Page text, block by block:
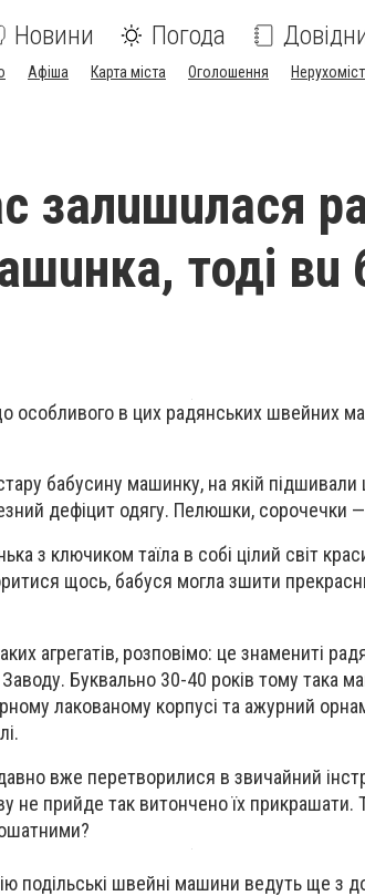
Новини Погода
Афіша Карта міста Оголошення
залuшuлася
тоді вu
особливого в цих радянських швейних
бабусину машинку, на якій
дефіцит одягу. Пелюшки, сорочечки —
з ключиком таїла в собі цілий світ
щось, бабуся могла зшити
агрегатів, розповімо: це знамениті
Буквально 30-40 років тому така
лакованому корпусі та ажурний
вже перетворилися в звичайний
не прийде так витончено їх
подільські швейні машини ведуть ще з